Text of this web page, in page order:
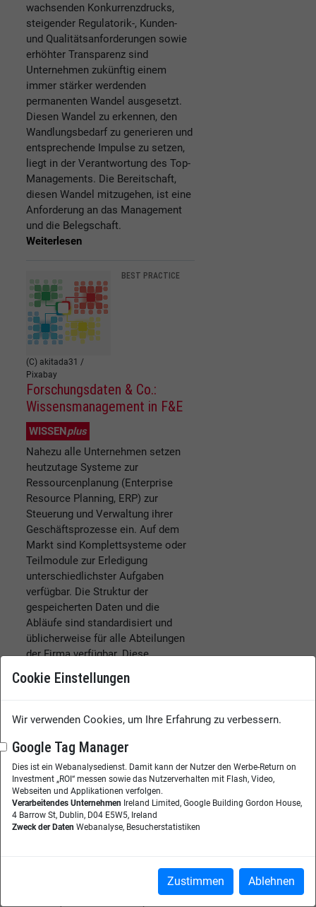
wachsenden Konkurrenzdrucks,
steigender Regulatorik-, Kunden-
und Qualitätsanforderungen sowie
erhöhter Transparenz sind
Unternehmen zukünftig einem
immer stärker werdenden
permanenten Wandel ausgesetzt.
Diesen Wandel zu erkennen, den
Wandlungsbedarf zu generieren und
entsprechende Impulse zu setzen,
liegt in der Verantwortung des Top-
Managements. Die Bereitschaft,
diesen Wandel mitzugehen, ist eine
Anforderung an das Management
und die Belegschaft.
Weiterlesen
(C) akitada31 /
Pixabay
BEST PRACTICE
Forschungsdaten & Co.:
Wissensmanagement in F&E
WISSENplus
Nahezu alle Unternehmen setzen
heutzutage Systeme zur
Ressourcenplanung (Enterprise
Resource Planning, ERP) zur
Steuerung und Verwaltung ihrer
Geschäftsprozesse ein. Auf dem
Markt sind Komplettsysteme oder
Teilmodule zur Erledigung
unterschiedlichster Aufgaben
verfügbar. Die Struktur der
gespeicherten Daten und die
Abläufe sind standardisiert und
üblicherweise für alle Abteilungen
der Firma verfügbar. Diese
Vereinheitlichung über das gesamte
Unternehmen hinweg führt zu einem
aus der eingesparten Zeit für die
Informationen, sondern auch aus
einer hohen Datenkonsistenz
resultiert. Das bedeutet die
Vermeidung von Fehlern durch
manuelles Übertragen ebenso wie
die Verknüpfung der Daten mit
Einarbeitung neuer Mitarbeiter in
die Unternehmensabläufe gelingt
Cookie Einstellungen
Wir verwenden Cookies, um Ihre Erfahrung zu verbessern.
Google Tag Manager
Dies ist ein Webanalysedienst. Damit kann der Nutzer den Werbe-Return on
Investment „ROI“ messen sowie das Nutzerverhalten mit Flash, Video,
Webseiten und Applikationen verfolgen.
Verarbeitendes Unternehmen Ireland Limited, Google Building Gordon House,
4 Barrow St, Dublin, D04 E5W5, Ireland
Zweck der Daten Webanalyse, Besucherstatistiken
Zustimmen Ablehnen